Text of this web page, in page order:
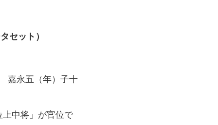
セット）
嘉永五（年）子十
中将」が官位で